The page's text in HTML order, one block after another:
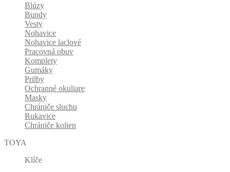
Blúzy
Bundy
Vesty
Nohavice
Nohavice laclové
Pracovná obuv
Komplety
Gumáky
Prilby
Ochranné okuliare
Masky
Chrániče sluchu
Rukavice
Chrániče kolien
TOYA
Klíče